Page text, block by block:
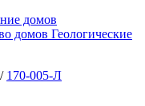
домов
домов Геологические
/ 170-005-Л